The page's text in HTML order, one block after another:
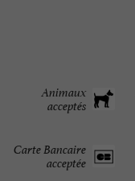
Animaux
acceptés
Carte Bancaire
acceptée